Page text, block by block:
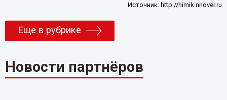
Источник: http://himik.nnover.ru
Еще в рубрике
Новости партнёров